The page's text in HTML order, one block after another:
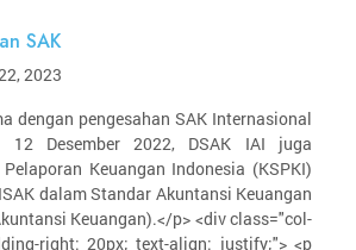
SAK
2023
dengan pengesahan SAK Internasional
Desember 2022, DSAK IAI juga
Keuangan Indonesia (KSPKI)
dalam Standar Akuntansi Keuangan
Keuangan).</p> <div class="col-
right: 20px; text-align: justify;"> <p